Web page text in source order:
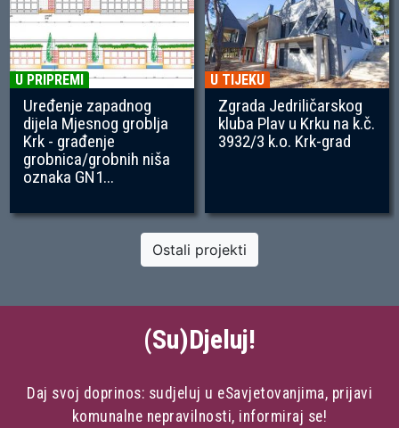
U PRIPREMI
Uređenje zapadnog
dijela Mjesnog groblja
Krk - građenje
grobnica/grobnih niša
oznaka GN1...
U TIJEKU
Zgrada Jedriličarskog
kluba Plav u Krku na k.č.
3932/3 k.o. Krk-grad
Ostali projekti
(Su)Djeluj!
Daj svoj doprinos: sudjeluj u eSavjetovanjima, prijavi
komunalne nepravilnosti, informiraj se!